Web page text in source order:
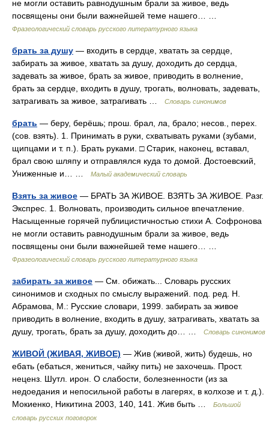
не могли оставить равнодушным брали за живое, ведь
посвящены они были важнейшей теме нашего… …
Фразеологический словарь русского литературного языка
брать за душу — входить в сердце, хватать за сердце,
забирать за живое, хватать за душу, доходить до сердца,
задевать за живое, брать за живое, приводить в волнение,
брать за сердце, входить в душу, трогать, волновать, задевать,
затрагивать за живое, затрагивать …
Словарь синонимов
брать — беру, берёшь; прош. брал, ла, брало; несов., перех.
(сов. взять). 1. Принимать в руки, схватывать руками (зубами,
щипцами и т. п.). Брать руками. □ Старик, наконец, вставал,
брал свою шляпу и отправлялся куда то домой. Достоевский,
Униженные и… …
Малый академический словарь
Взять за живое — БРАТЬ ЗА ЖИВОЕ. ВЗЯТЬ ЗА ЖИВОЕ. Разг.
Экспрес. 1. Волновать, производить сильное впечатление.
Насыщенные горячей публицистичностью стихи А. Софронова
не могли оставить равнодушным брали за живое, ведь
посвящены они были важнейшей теме нашего… …
Фразеологический словарь русского литературного языка
забирать за живое — См. обижать... Словарь русских
синонимов и сходных по смыслу выражений. под. ред. Н.
Абрамова, М.: Русские словари, 1999. забирать за живое
приводить в волнение, входить в душу, затрагивать, хватать за
душу, трогать, брать за душу, доходить до… …
Словарь синонимов
ЖИВОЙ (ЖИВАЯ, ЖИВОЕ) — Жив (живой, жить) будешь, но
ебать (ебаться, жениться, чайку пить) не захочешь. Прост.
неценз. Шутл. ирон. О слабости, болезненности (из за
недоедания и непосильной работы в лагерях, в колхозе и т. д.).
Мокиенко, Никитина 2003, 140, 141. Жив быть …
Большой
словарь русских поговорок